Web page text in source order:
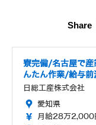
寮完備/名古屋で産
んたん作業/給与
日総工産株式会社
愛知県
月給28万2,000